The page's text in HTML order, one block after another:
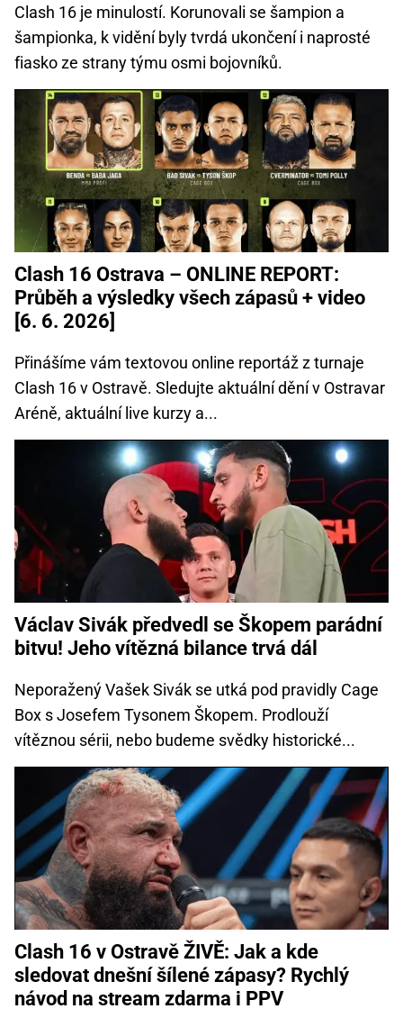
Clash 16 je minulostí. Korunovali se šampion a
šampionka, k vidění byly tvrdá ukončení i naprosté
fiasko ze strany týmu osmi bojovníků.
Clash 16 Ostrava – ONLINE REPORT:
Průběh a výsledky všech zápasů + video
[6. 6. 2026]
Přinášíme vám textovou online reportáž z turnaje
Clash 16 v Ostravě. Sledujte aktuální dění v Ostravar
Aréně, aktuální live kurzy a...
Václav Sivák předvedl se Škopem parádní
bitvu! Jeho vítězná bilance trvá dál
Neporažený Vašek Sivák se utká pod pravidly Cage
Box s Josefem Tysonem Škopem. Prodlouží
vítěznou sérii, nebo budeme svědky historické...
Clash 16 v Ostravě ŽIVĚ: Jak a kde
sledovat dnešní šílené zápasy? Rychlý
návod na stream zdarma i PPV